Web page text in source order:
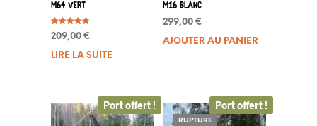
M64 Vert
Note
4.80
209,00 €
LIRE LA SUITE
M16 Blanc
299,00€
AJOUTER AU PANIER
Port offert !
RUPTURE
Port offert !